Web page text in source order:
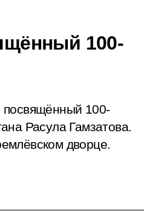
100-
посвящённый 100-
Расула Гамзатова.
дворце.